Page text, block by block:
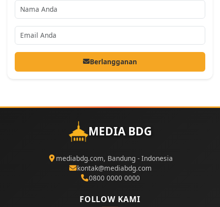
Berlangganan
MEDIA BDG
mediabdg.com, Bandung - Indonesia
kontak@mediabdg.com
0800 0000 0000
FOLLOW KAMI